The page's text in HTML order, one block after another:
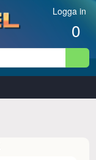
Logga in
0